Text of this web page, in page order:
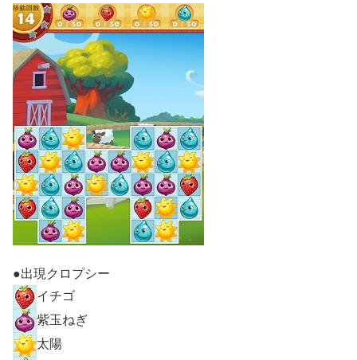
●出現クロプシー
イチゴ
紫玉ねぎ
太陽